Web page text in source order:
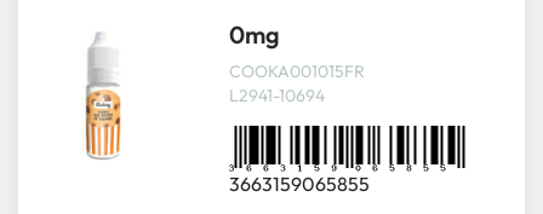
0mg
COOKA001015FR
L2941-10694
3663159065855